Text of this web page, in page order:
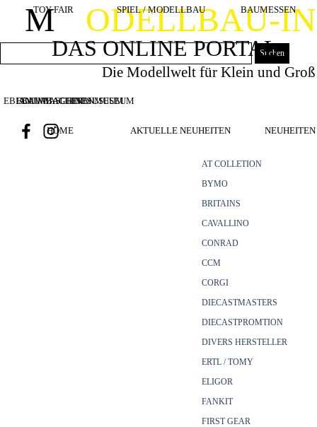
Direkt zum SeiteninhaltODELLBAU-
M
TOY FAIR SPIEL / MODELLBAU BAUMESSEN
DAS ONLINE PORTAL
Suchen
Die Modellwelt für Klein und Groß
BOUWMACHINES
BAUMASCHINENMUSEUM
EBIANUMBAGGERMUSEUM
HOME AKTUELLE NEUHEITEN
AT COLLETION
BYMO
BRITAINS
CAVALLINO
CONRAD
CCM
CORGI
DIECASTMASTERS
DIECASTPROMTION
DIVERS HERSTELLER
ERTL / TOMY
ELIGOR
FANKIT
FIRST GEAR